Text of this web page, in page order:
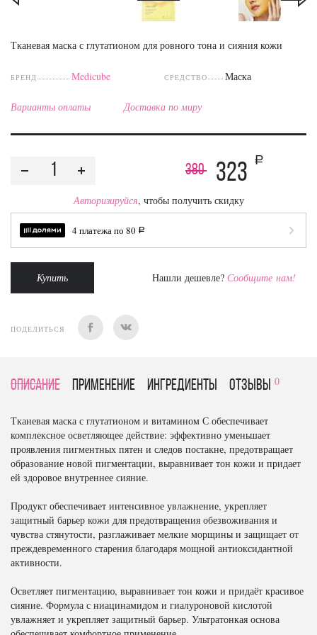
Тканевая маска с глутатионом для ровного тона и сияния кожи
БРЕНД Medicube СРЕДСТВО Маска
Варианты оплаты Доставка по миру
380 323
a
Авторизируйся, чтобы получить скидку
4 платежа по 80 a
Купить Нашли дешевле? Сообщите нам!
ПОДЕЛИТЬСЯ
Описание Применение Ингредиенты отзывы 0
Тканевая маска с глутатионом и витамином С обеспечивает
комплексное осветляющее действие: эффективно уменьшает
проявления пигментных пятен и следов постакне, предотвращает
образование новой пигментации, выравнивает тон кожи и придает
ей здоровое внутреннее сияние.
Продукт обеспечивает интенсивное увлажнение, укрепляет
защитный барьер кожи для предотвращения обезвоживания и
чувства стянутости, разглаживает мелкие морщины и защищает от
преждевременного старения благодаря мощной антиоксидантной
активности.
Осветляет пигментацию, выравнивает тон кожи и придаёт красивое
сияние. Формула с ниацинамидом и гиалуроновой кислотой
увлажняет и укрепляет защитный барьер. Ультратонкая основа